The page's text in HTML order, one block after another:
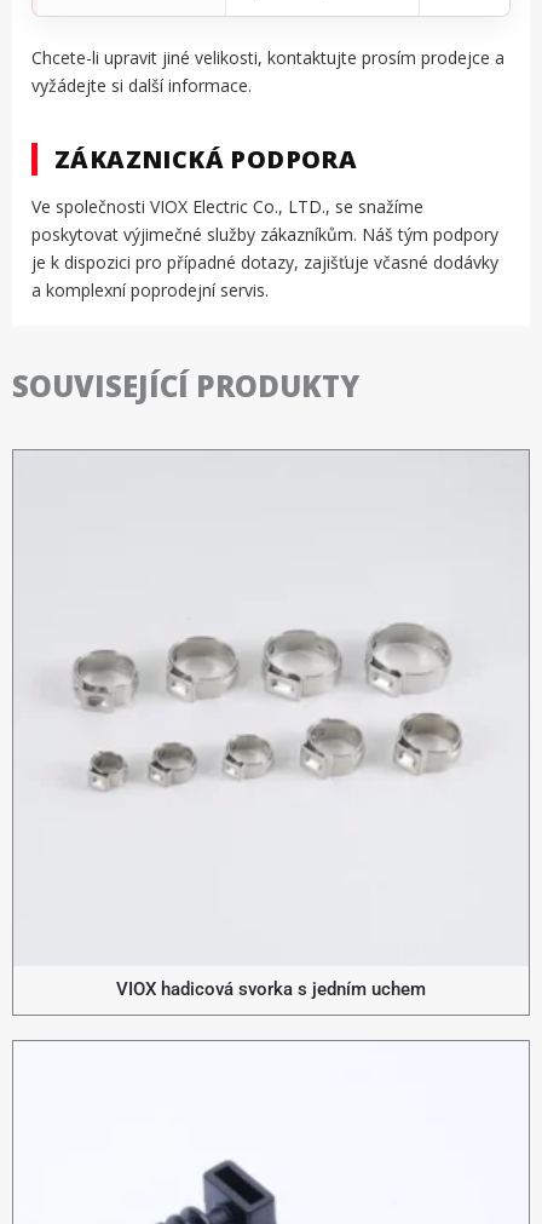
Chcete-li upravit jiné velikosti, kontaktujte prosím prodejce a
vyžádejte si další informace.
ZÁKAZNICKÁ PODPORA
Ve společnosti VIOX Electric Co., LTD., se snažíme
poskytovat výjimečné služby zákazníkům. Náš tým podpory
je k dispozici pro případné dotazy, zajišťuje včasné dodávky
a komplexní poprodejní servis.
SOUVISEJÍCÍ PRODUKTY
VIOX hadicová svorka s jedním uchem